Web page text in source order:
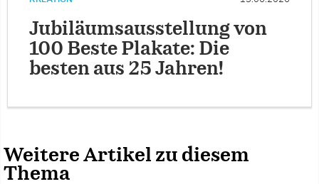
Jubiläumsausstellung von
100 Beste Plakate: Die
besten aus 25 Jahren!
Weitere Artikel zu diesem
Thema